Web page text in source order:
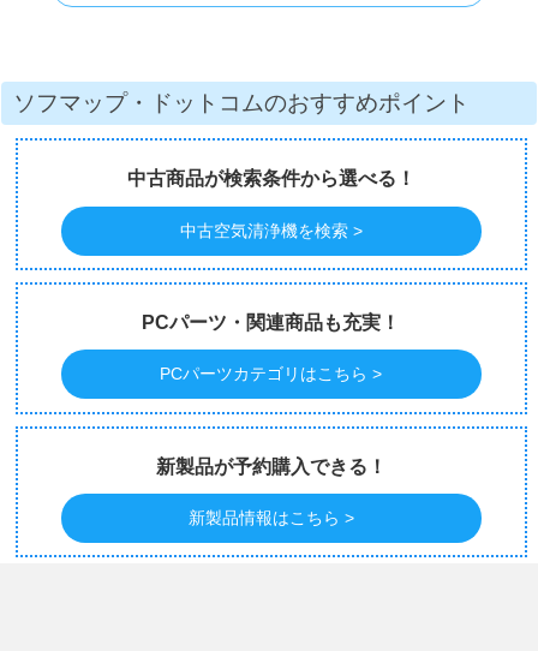
ソフマップ・ドットコムのおすすめポイント
中古商品が検索条件から選べる！
中古空気清浄機を検索 >
PCパーツ・関連商品も充実！
PCパーツカテゴリはこちら >
新製品が予約購入できる！
新製品情報はこちら >